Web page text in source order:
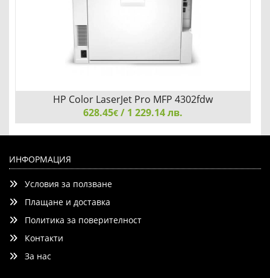
HP Color LaserJet Pro MFP 4302fdw
628.45€ / 1 229.14 лв.
ИНФОРМАЦИЯ
Условия за ползване
Плащане и доставка
Политика за поверителност
Контакти
За нас